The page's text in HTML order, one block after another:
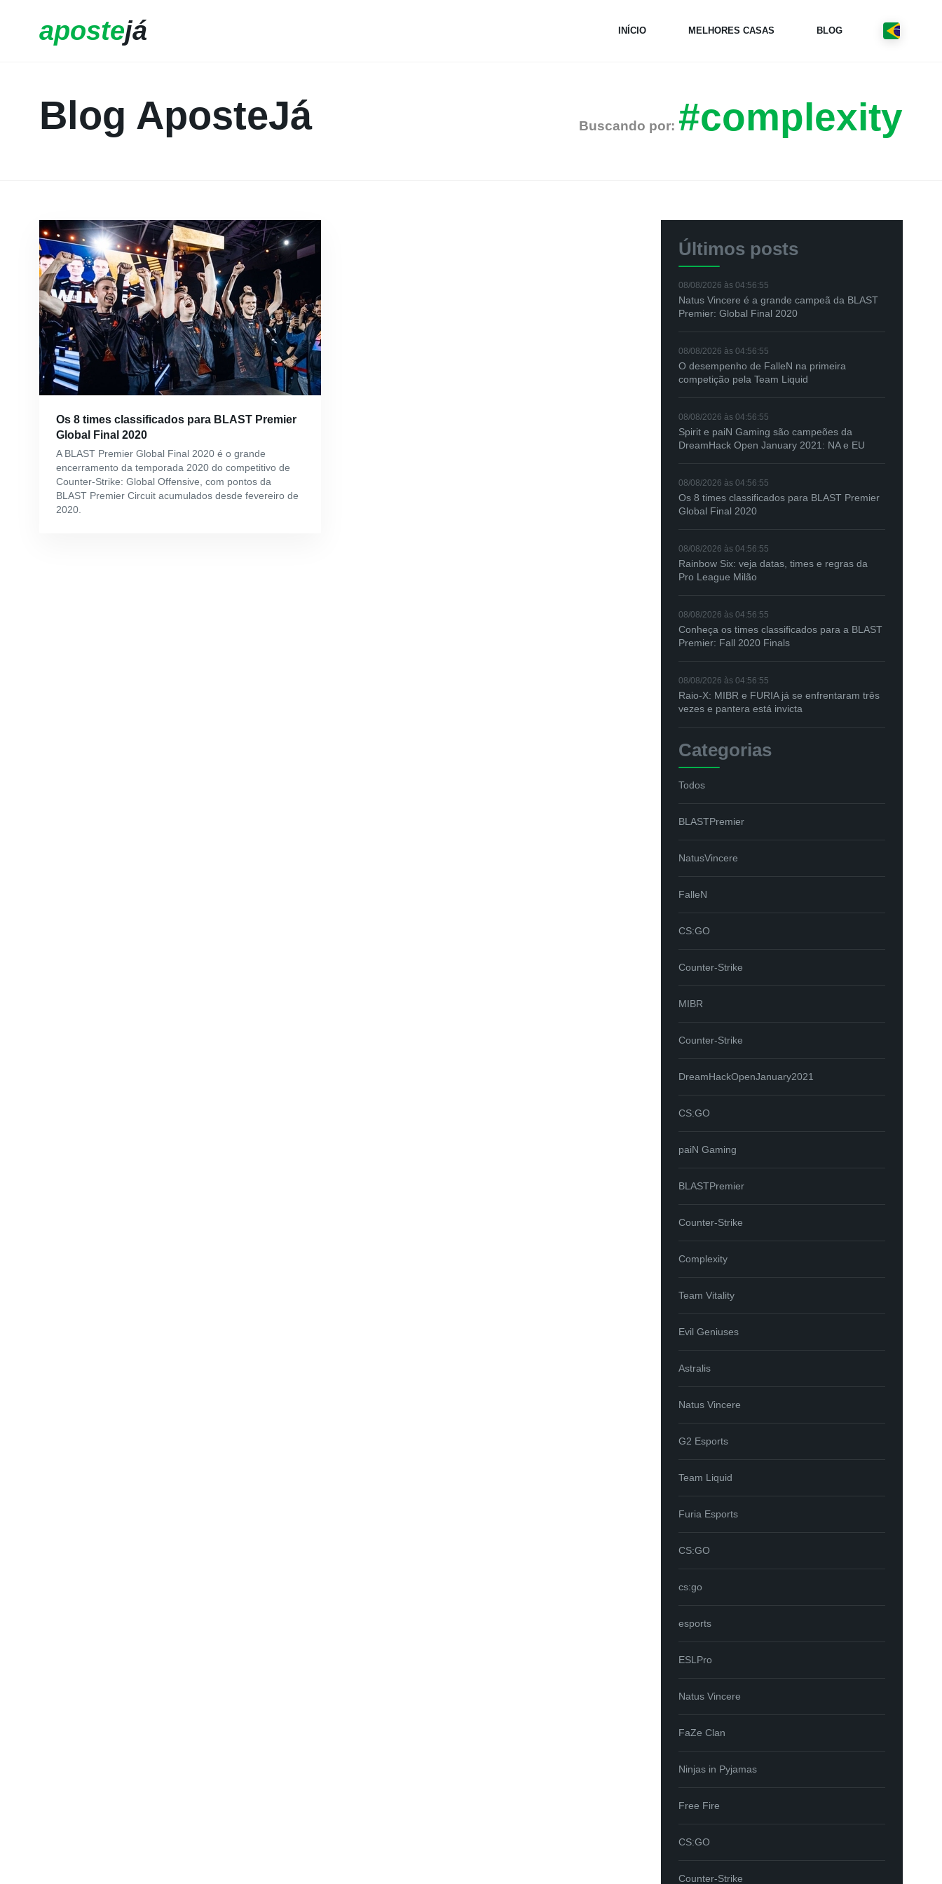
apostejá INÍCIO MELHORES CASAS BLOG
Blog AposteJá Buscando por: #complexity
Últimos posts
08/08/2026 às 04:56:55
Natus Vincere é a grande campeã da BLAST
Premier: Global Final 2020
08/08/2026 às 04:56:55
O desempenho de FalleN na primeira
competição pela Team Liquid
08/08/2026 às 04:56:55
Spirit e paiN Gaming são campeões da
DreamHack Open January 2021: NA e EU
08/08/2026 às 04:56:55
Os 8 times classificados para BLAST Premier
Global Final 2020
08/08/2026 às 04:56:55
Rainbow Six: veja datas, times e regras da
Pro League Milão
08/08/2026 às 04:56:55
Conheça os times classificados para a BLAST
Premier: Fall 2020 Finals
08/08/2026 às 04:56:55
Raio-X: MIBR e FURIA já se enfrentaram três
vezes e pantera está invicta
Categorias
Todos
BLASTPremier
NatusVincere
FalleN
CS:GO
Counter-Strike
MIBR
Counter-Strike
DreamHackOpenJanuary2021
CS:GO
paiN Gaming
BLASTPremier
Counter-Strike
Complexity
Team Vitality
Evil Geniuses
Astralis
Natus Vincere
G2 Esports
Team Liquid
Furia Esports
CS:GO
cs:go
esports
ESLPro
Natus Vincere
FaZe Clan
Ninjas in Pyjamas
Free Fire
CS:GO
Counter-Strike
Os 8 times classificados para BLAST Premier
Global Final 2020
A BLAST Premier Global Final 2020 é o grande
encerramento da temporada 2020 do competitivo de
Counter-Strike: Global Offensive, com pontos da
BLAST Premier Circuit acumulados desde fevereiro de
2020.